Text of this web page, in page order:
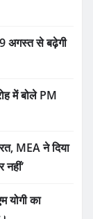
अगस्त से बढ़ेगी
में बोले PM
MEA ने दिया
योगी का